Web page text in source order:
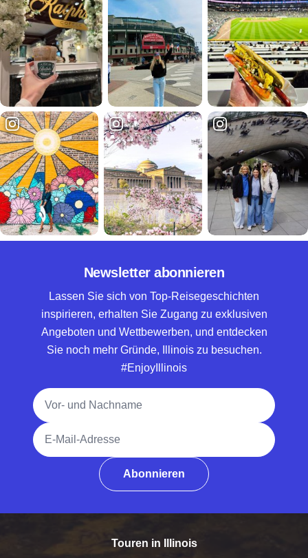
Newsletter abonnieren
Lassen Sie sich von Top-Reisegeschichten
inspirieren, erhalten Sie Zugang zu exklusiven
Angeboten und Wettbewerben, und entdecken
Sie noch mehr Gründe, Illinois zu besuchen.
#EnjoyIllinois
Vollständiger Name
E-Mail-Adresse
Abonnieren
Touren in Illinois